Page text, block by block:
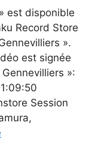
est disponible
Record Store
».
est signée
»:
Session